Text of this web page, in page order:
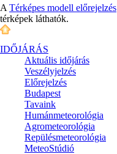
A Térképes modell előrejelzés
térképek láthatók.
IDŐJÁRÁS
Aktuális időjárás
Veszélyjelzés
Előrejelzés
Budapest
Tavaink
Humánmeteorológia
Agrometeorológia
Repülésmeteorológia
MeteoStúdió